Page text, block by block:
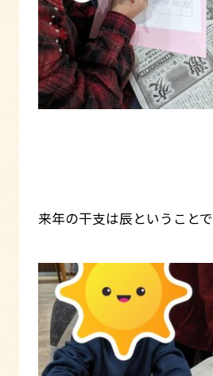
来年の干支は辰ということで